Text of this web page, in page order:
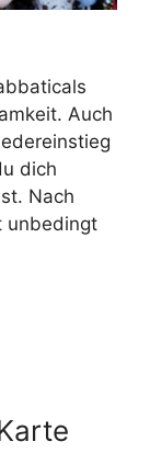
Auch
dich
Nach
unbedingt